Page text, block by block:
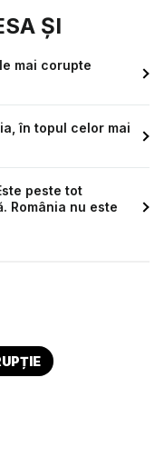
ȘI
mai corupte
în topul celor mai
peste tot
România nu este